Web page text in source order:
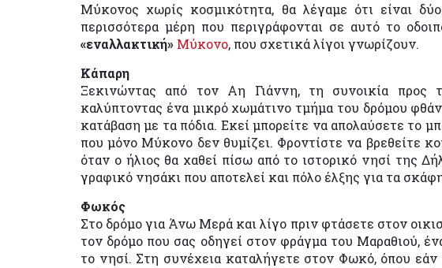
Μύκονος χωρίς κοσμικότητα, θα λέγαμε ότι είναι
περισσότερα μέρη που περιγράφονται σε αυτό το
«εναλλακτική» Μύκονο, που σχετικά λίγοι γνωρίζουν.
Κάπαρη
Ξεκινώντας από τον Αη Γιάννη, τη συνοικία προς
καλύπτοντας ένα μικρό χωμάτινο τμήμα του δρόμου
κατάβαση με τα πόδια. Εκεί μπορείτε να απολαύσετε το
που μόνο Μύκονο δεν θυμίζει. Φροντίστε να βρεθείτε
όταν ο ήλιος θα χαθεί πίσω από το ιστορικό νησί της
γραφικό νησάκι που αποτελεί και πόλο έλξης για τα
Φωκός
Στο δρόμο για Άνω Μερά και λίγο πριν φτάσετε στον
τον δρόμο που σας οδηγεί στον φράγμα του Μαραθιού,
το νησί. Στη συνέχεια καταλήγετε στον Φωκό, όπου εάν